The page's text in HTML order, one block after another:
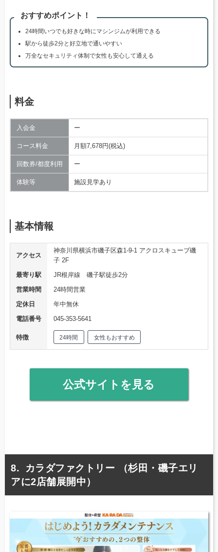
おすすめポイント！
24時間いつでも好きな時にマシンジムが利用できる
駅から徒歩2分と好立地で通いやすい
万全なセキュリティ体制で女性も安心して通える
料金
入会金 ー
コース料金 月額7,678円(税込)
回数券/都度利用 ー
体験等 施設見学あり
基本情報
アクセス
神奈川県横浜市磯子区森1-9-1 アクロスキューブ磯
子 2F
最寄り駅
JR根岸線 磯子駅徒歩2分
営業時間
24時間営業
定休日
年中無休
電話番号
045-353-5641
特徴 24時間 女性もおすすめ
公式サイトを見る
カラダファクトリー （杉田・磯子エリ
アに2店舗展開中）